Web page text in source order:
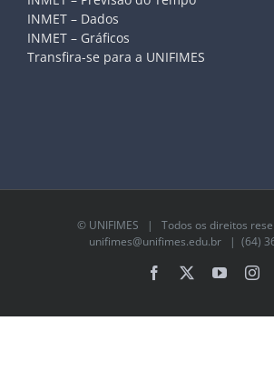
INMET – Dados
INMET – Gráficos
Transfira-se para a UNIFIMES
© UNIFIMES | Todos os direitos
unifimes@unifimes.edu.br| (64)
Facebook YouTube